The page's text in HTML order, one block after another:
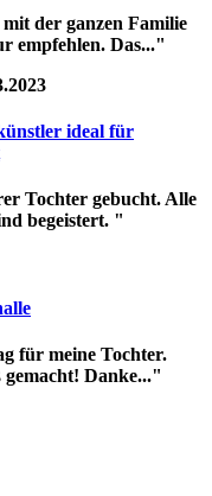
der ganzen Familie
empfehlen. Das..."
ideal für
Tochter gebucht. Alle
begeistert. "
für meine Tochter.
gemacht! Danke..."